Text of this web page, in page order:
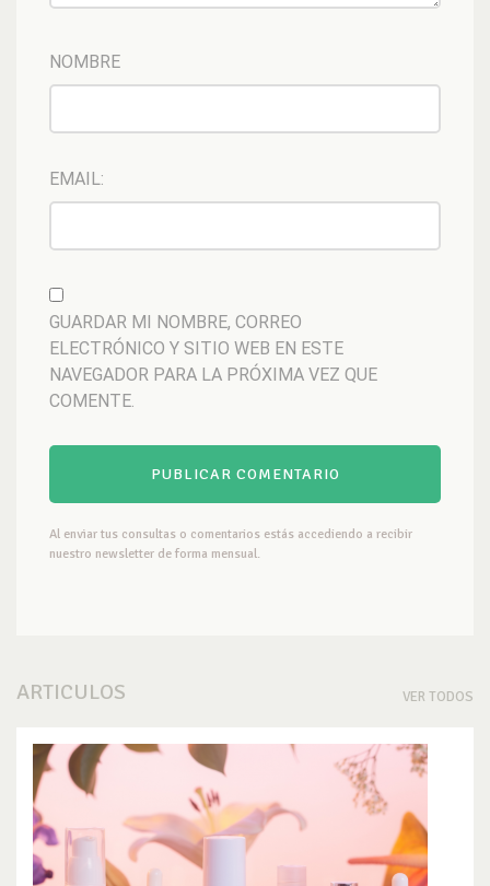
NOMBRE
EMAIL:
GUARDAR MI NOMBRE, CORREO
ELECTRÓNICO Y SITIO WEB EN ESTE
NAVEGADOR PARA LA PRÓXIMA VEZ QUE
COMENTE.
Al enviar tus consultas o comentarios estás accediendo a recibir
nuestro newsletter de forma mensual.
ARTICULOS VER TODOS